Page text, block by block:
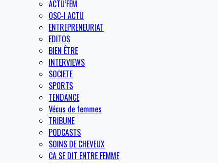
ACTU’FEM
OSC-I ACTU
ENTREPRENEURIAT
EDITOS
BIEN ÊTRE
INTERVIEWS
SOCIETE
SPORTS
TENDANCE
Vécus de femmes
TRIBUNE
PODCASTS
SOINS DE CHEVEUX
CA SE DIT ENTRE FEMME